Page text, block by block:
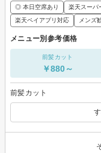
◎ 本日空席あり 楽天スーパ
楽天ペイアプリ対応
メンズ
メニュー別参考価格
前髪カット
￥880～
前髪カット